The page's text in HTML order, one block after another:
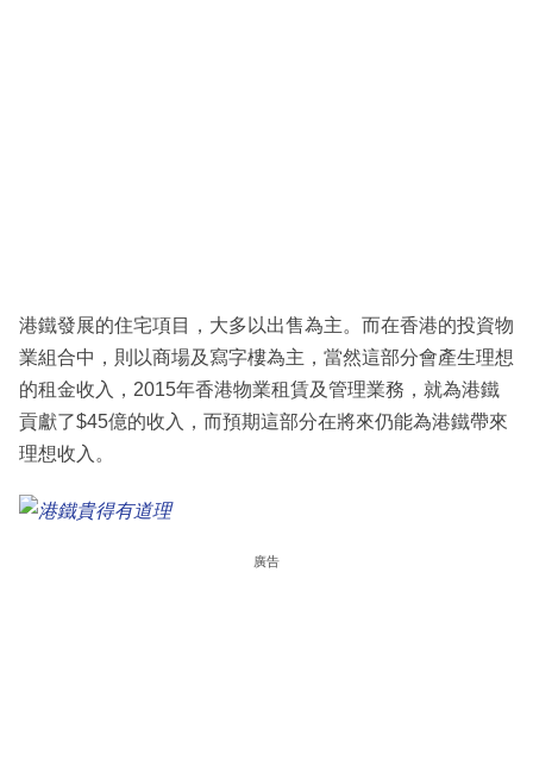
港鐵發展的住宅項目，大多以出售為主。而在香港的投資物
業組合中，則以商場及寫字樓為主，當然這部分會產生理想
的租金收入，2015年香港物業租賃及管理業務，就為港鐵
貢獻了$45億的收入，而預期這部分在將來仍能為港鐵帶來
理想收入。
廣告